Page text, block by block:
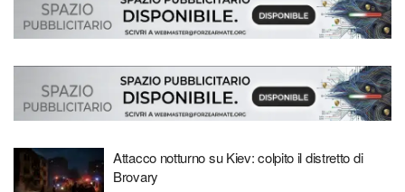
Attacco notturno su Kiev: colpito il distretto di
Brovary